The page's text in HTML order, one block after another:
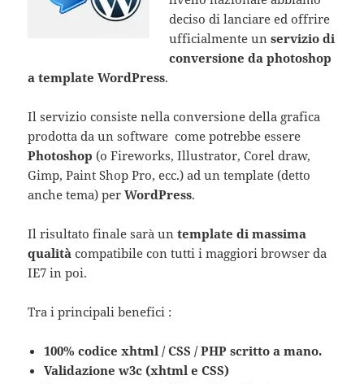
deciso di lanciare ed offrire
ufficialmente unservizio di
conversione da photoshop
a template WordPress.
Il servizio consiste nella conversione della grafica
prodotta da un software come potrebbe essere
Photoshop (o Fireworks, Illustrator, Corel draw,
Gimp, Paint Shop Pro, ecc.) ad un template (detto
anche tema) perWordPress.
Il risultato finale sarà untemplate di massima
qualità compatibile con tutti i maggiori browser da
IE7 in poi.
Tra i principali benefici :
100% codice xhtml / CSS / PHP scritto a mano.
Validazione w3c (xhtml e CSS)